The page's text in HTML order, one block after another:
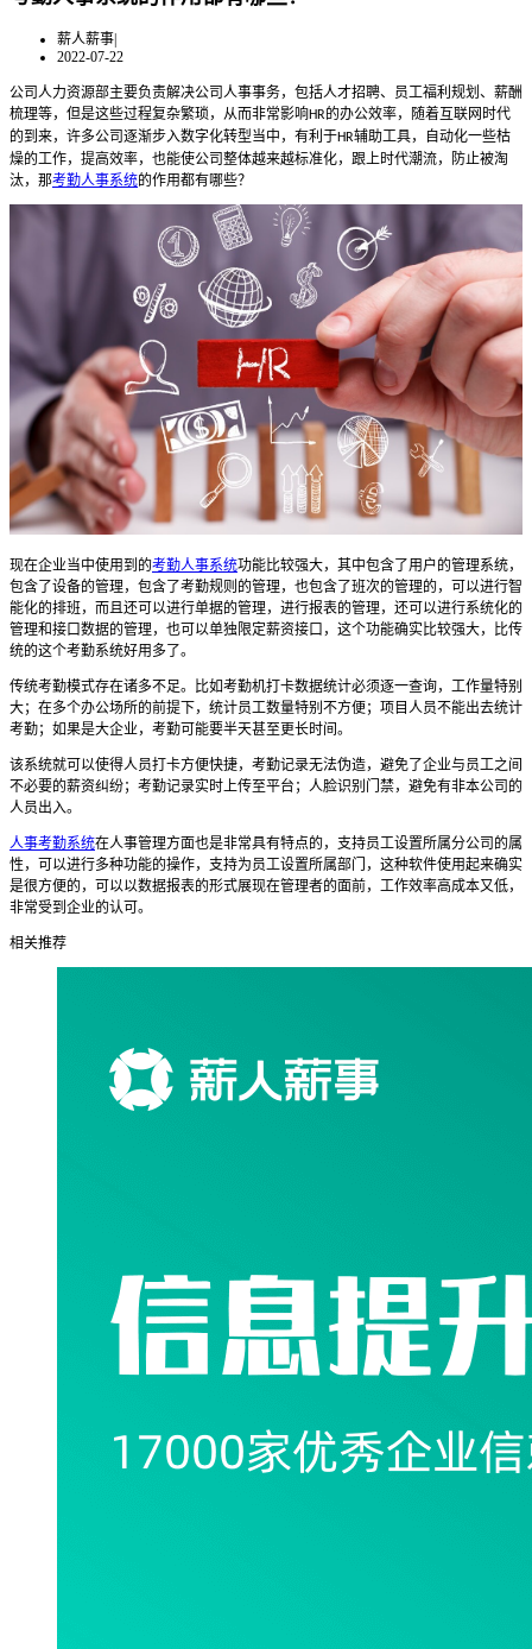
薪人薪事|
2022-07-22
公司人力资源部主要负责解决公司人事事务，包括人才招聘、员工福利规划、薪酬
梳理等，但是这些过程复杂繁琐，从而非常影响HR的办公效率，随着互联网时代
的到来，许多公司逐渐步入数字化转型当中，有利于HR辅助工具，自动化一些枯
燥的工作，提高效率，也能使公司整体越来越标准化，跟上时代潮流，防止被淘
汰，那考勤人事系统的作用都有哪些？
现在企业当中使用到的考勤人事系统功能比较强大，其中包含了用户的管理系统，
包含了设备的管理，包含了考勤规则的管理，也包含了班次的管理的，可以进行智
能化的排班，而且还可以进行单据的管理，进行报表的管理，还可以进行系统化的
管理和接口数据的管理，也可以单独限定薪资接口，这个功能确实比较强大，比传
统的这个考勤系统好用多了。
传统考勤模式存在诸多不足。比如考勤机打卡数据统计必须逐一查询，工作量特别
大；在多个办公场所的前提下，统计员工数量特别不方便；项目人员不能出去统计
考勤；如果是大企业，考勤可能要半天甚至更长时间。
该系统就可以使得人员打卡方便快捷，考勤记录无法伪造，避免了企业与员工之间
不必要的薪资纠纷；考勤记录实时上传至平台；人脸识别门禁，避免有非本公司的
人员出入。
人事考勤系统在人事管理方面也是非常具有特点的，支持员工设置所属分公司的属
性，可以进行多种功能的操作，支持为员工设置所属部门，这种软件使用起来确实
是很方便的，可以以数据报表的形式展现在管理者的面前，工作效率高成本又低，
非常受到企业的认可。
相关推荐